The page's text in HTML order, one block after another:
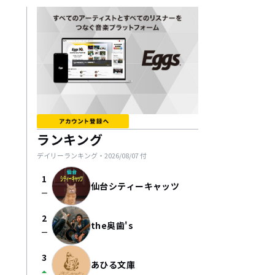
ランキング
デイリーランキング・ 2026/08/07付
1
check_indeterminate_small 仙台シティーキャッツ
2
check_indeterminate_small the奥歯's
3
あひる文庫